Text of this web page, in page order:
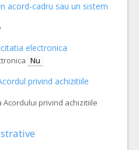
acord-cadru sau un sistem
electronica
Nu
privind achizitiile
privind achizitiile